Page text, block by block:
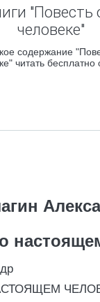
человеке"
содержание
читать бесплатно